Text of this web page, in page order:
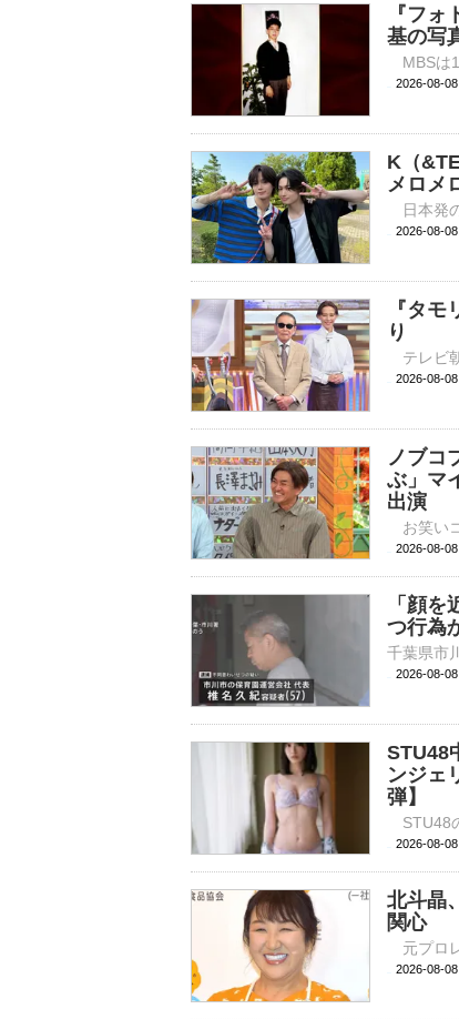
『フ
基の写
2026-08-
K（
メロメ
2026-08-
『タ
り
2026-08-
ノブコ
ぶ」マ
出演
2026-08-
「顔
つ行為
2026-08-
STU48
ンジェ
弾】
2026-08-
北斗晶
関心
2026-08-